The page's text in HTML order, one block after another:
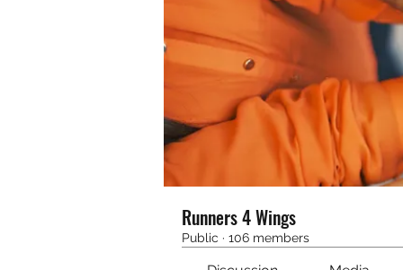
Runners 4 Wings
Public · 106 members